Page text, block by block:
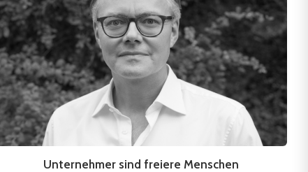
Unternehmer sind freiere Menschen